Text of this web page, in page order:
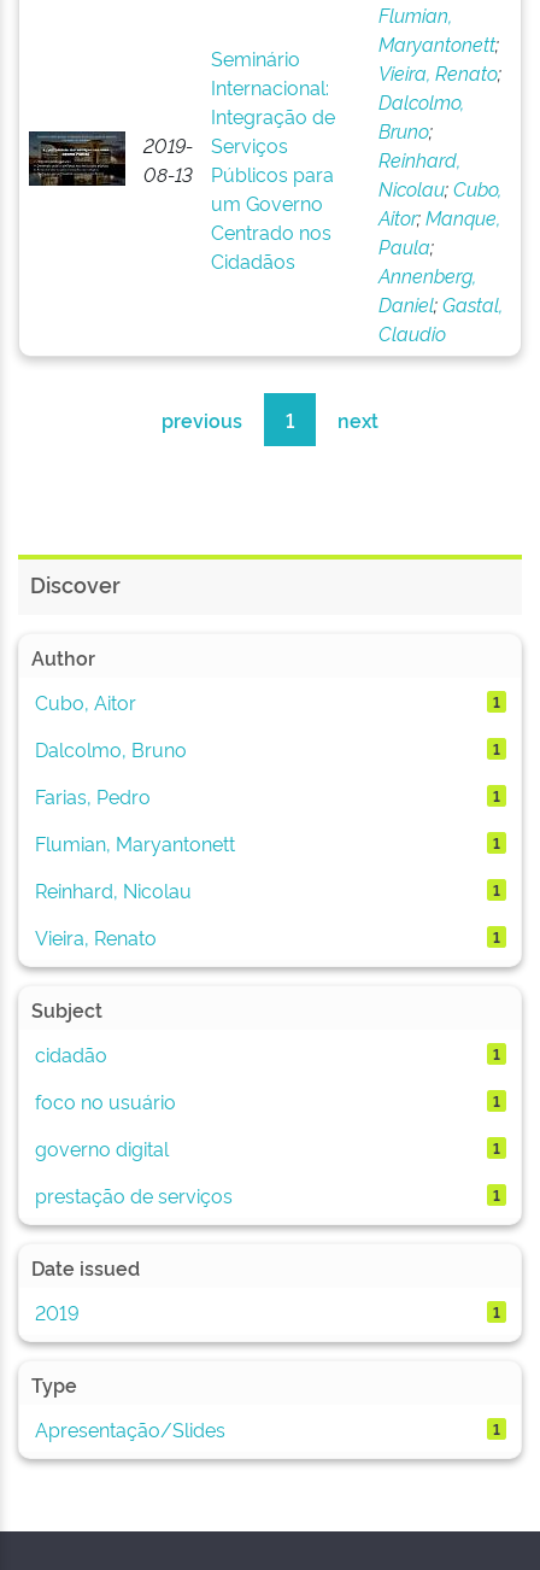
2019-
08-13
Seminário
Internacional:
Integração de
Serviços
Públicos para
um Governo
Centrado nos
Cidadãos
Flumian,
Maryantonett;
Vieira, Renato;
Dalcolmo,
Bruno;
Reinhard,
Nicolau;Cubo,
Aitor;Manque,
Paula;
Annenberg,
Daniel;Gastal,
Claudio
previous 1 next
Discover
Author
Cubo, Aitor
1
Dalcolmo, Bruno 1
Farias, Pedro 1
Flumian, Maryantonett 1
Reinhard, Nicolau 1
Vieira, Renato 1
Subject
cidadão
1
foco no usuário 1
governo digital 1
prestação de serviços 1
Date issued
2019
1
Type
Apresentação/Slides
1